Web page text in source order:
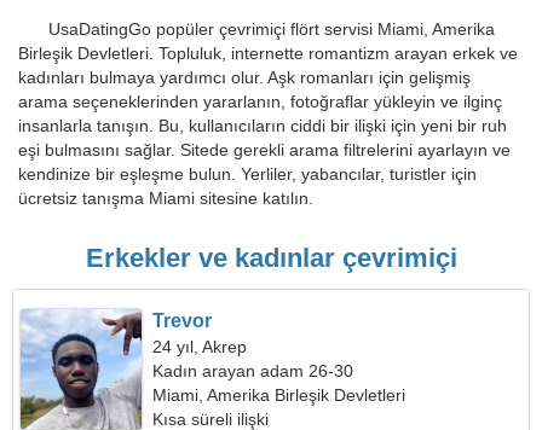
UsaDatingGo popüler çevrimiçi flört servisi Miami, Amerika
Birleşik Devletleri. Topluluk, internette romantizm arayan erkek ve
kadınları bulmaya yardımcı olur. Aşk romanları için gelişmiş
arama seçeneklerinden yararlanın, fotoğraflar yükleyin ve ilginç
insanlarla tanışın. Bu, kullanıcıların ciddi bir ilişki için yeni bir ruh
eşi bulmasını sağlar. Sitede gerekli arama filtrelerini ayarlayın ve
kendinize bir eşleşme bulun. Yerliler, yabancılar, turistler için
ücretsiz tanışma Miami sitesine katılın.
Erkekler ve kadınlar çevrimiçi
Trevor
24 yıl, Akrep
Kadın arayan adam 26-30
Miami, Amerika Birleşik Devletleri
Kısa süreli ilişki